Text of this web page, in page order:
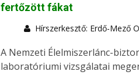
fertőzött fákat
Hírszerkesztő: Erdő-Mező
A Nemzeti Élelmiszerlánc-
laboratóriumi vizsgálatai